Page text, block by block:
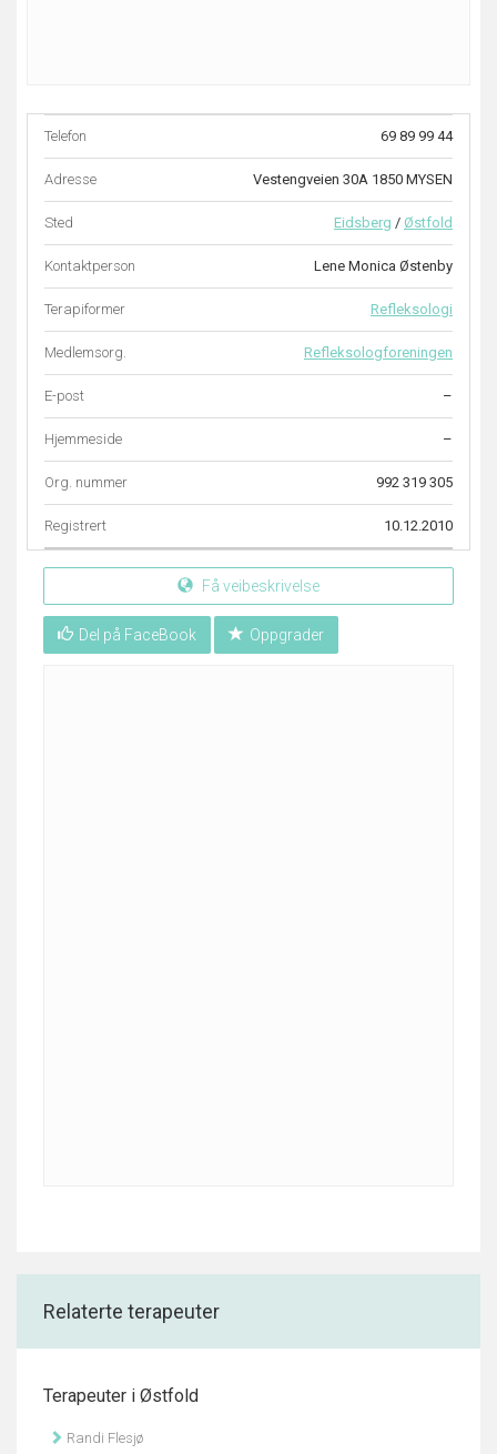
Telefon 69 89 99 44
Adresse Vestengveien 30A 1850 MYSEN
Sted Eidsberg / Østfold
Kontaktperson Lene Monica Østenby
Terapiformer Refleksologi
Medlemsorg. Refleksologforeningen
E-post –
Hjemmeside –
Org. nummer 992 319 305
Registrert 10.12.2010
Få veibeskrivelse
Del på FaceBook Oppgrader
Relaterte terapeuter
Terapeuter i Østfold
Randi Flesjø